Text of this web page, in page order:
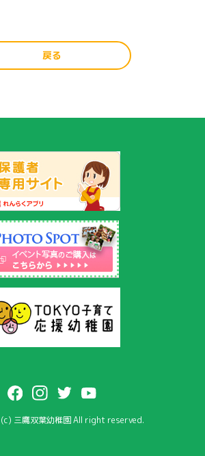
戻る
三鷹双葉幼稚園 All right reserved.